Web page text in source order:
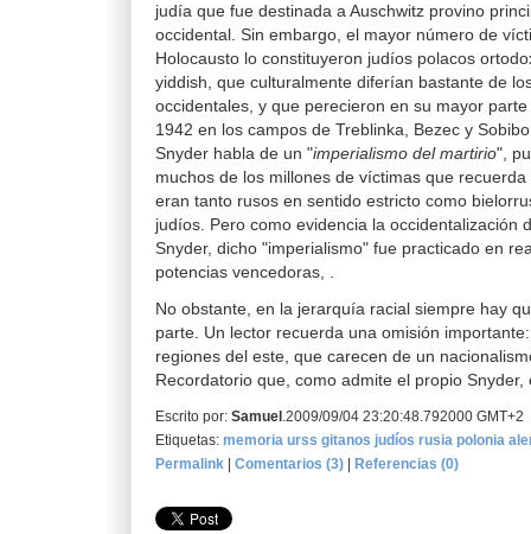
judía que fue destinada a Auschwitz provino
occidental. Sin embargo, el mayor número de
Holocausto lo constituyeron judíos polacos
yiddish, que culturalmente diferían bastante de
occidentales, y que perecieron en su mayor
1942 en los campos de Treblinka, Bezec y
Snyder habla de un "imperialismo del martirio",
muchos de los millones de víctimas que
eran tanto rusos en sentido estricto como
judíos. Pero como evidencia la occidentalización
Snyder, dicho "imperialismo" fue practicado en
potencias vencedoras, .
No obstante, en la jerarquía racial siempre hay
parte. Un lector recuerda una omisión
regiones del este, que carecen de un
Recordatorio que, como admite el propio
Escrito por: Samuel .2009/09/04 23:20:48.792000 GMT+2
Etiquetas: memoria urss gitanos judíos rusia polonia
Permalink
Comentarios (3) Referencias (0)